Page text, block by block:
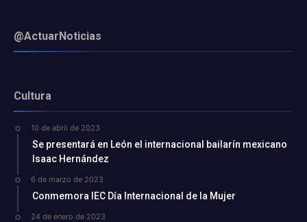
@ActuarNoticias
Cultura
10 de abril de 2023
Se presentará en León el internacional bailarín mexicano
Isaac Hernández
6 de marzo de 2023
Conmemora IEC Día Internacional de la Mujer
24 de enero de 2023